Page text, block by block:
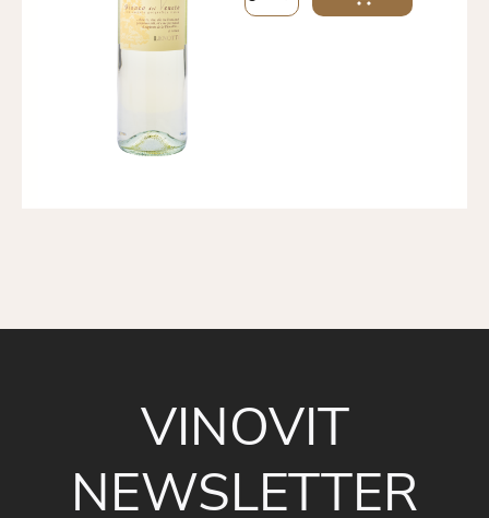
VINOVIT
NEWSLETTER